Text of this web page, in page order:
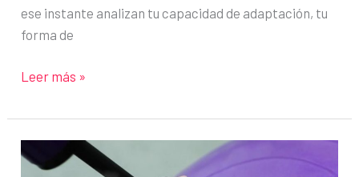
ese instante analizan tu capacidad de adaptación, tu
forma de
El
test
de
la
Leer más »